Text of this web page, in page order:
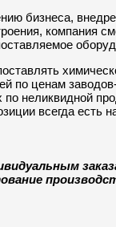
бизнеса,
компания
по ценам
неликвидной
всегда есть